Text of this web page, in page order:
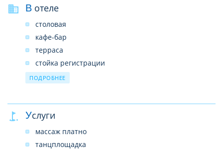
В отеле
столовая
кафе-бар
терраса
стойка регистрации
парковка бесплатно
ПОДРОБНЕЕ
Услуги
массаж платно
танцплощадка